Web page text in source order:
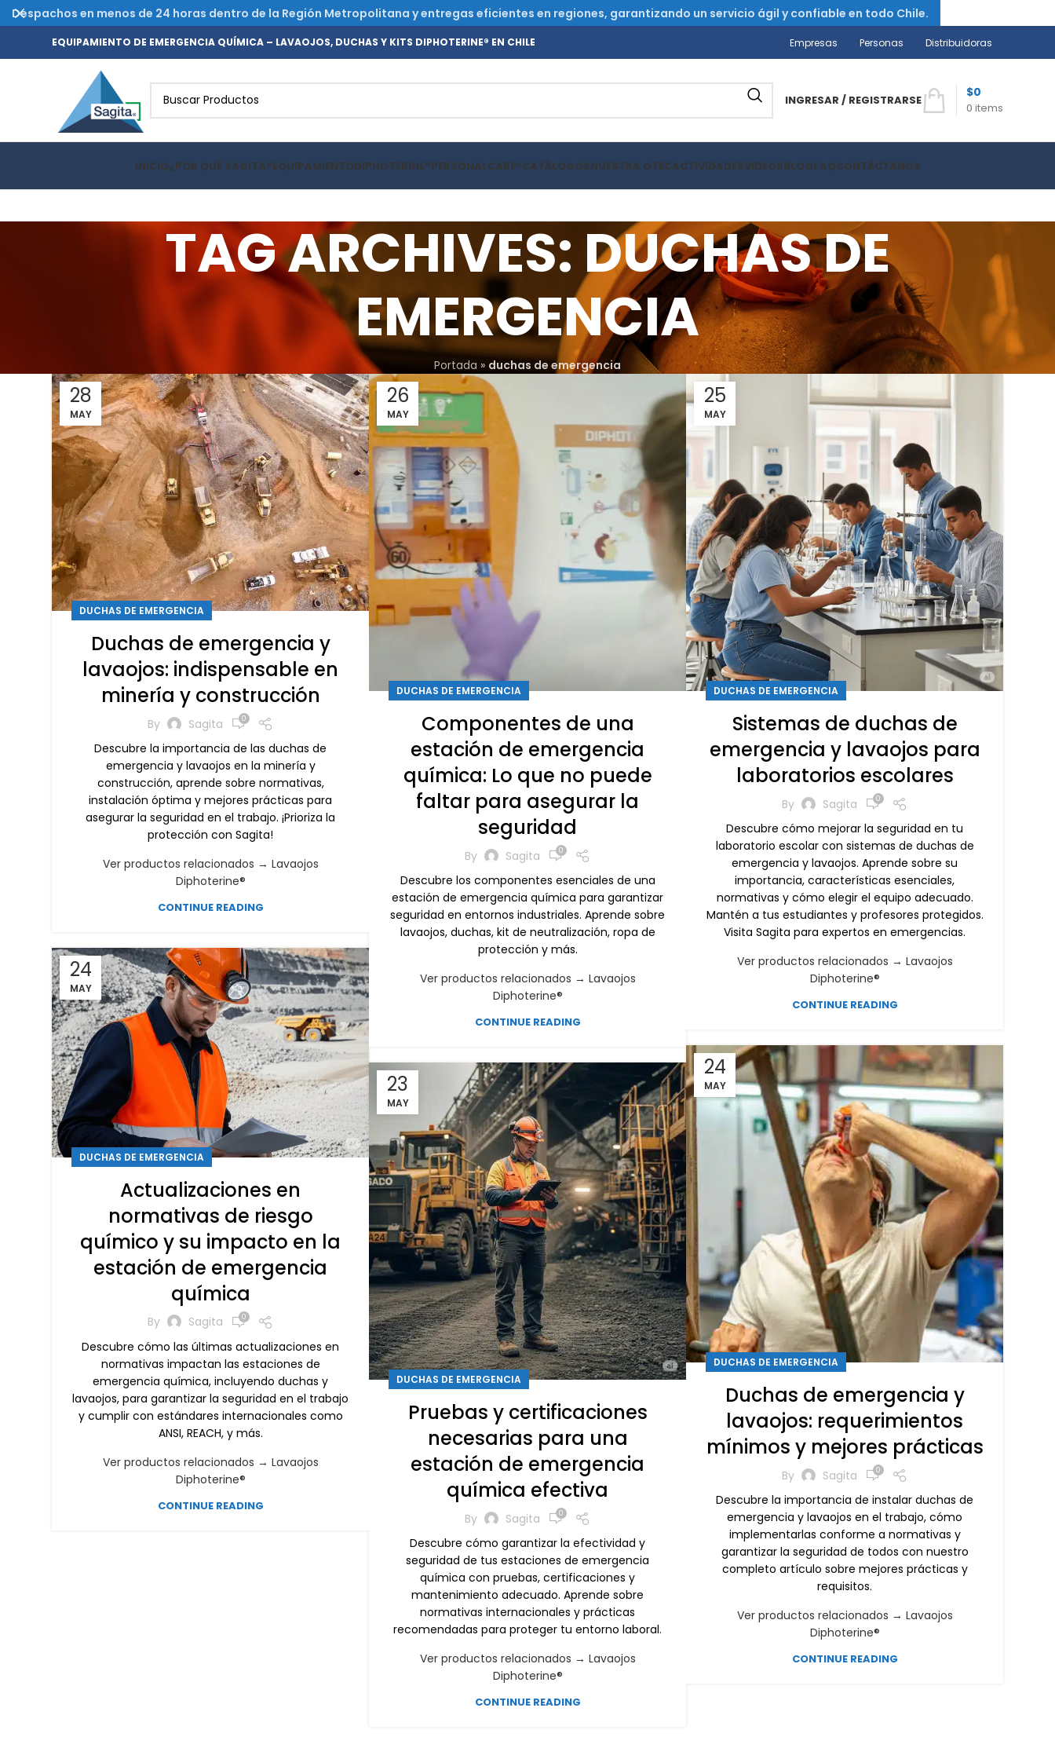
EQUIPAMIENTO DE EMERGENCIA QUÍMICA – LAVAOJOS, DUCHAS Y KITS DIPHOTERINE® EN CHILE Empresas Personas Distribuidoras
INGRESAR / REGISTRARSE
0 items
$0
INICIO¿POR QUÉ SAGITA?EQUIPAMIENTODIPHOTERINE®PERSONALCARE®CATÁLOGOSNUESTRA OTECACTIVIDADESVIDEOSBLOGFAQCONTÁCTANOS
TAG ARCHIVES: DUCHAS DE
EMERGENCIA
Portada » duchas de emergencia
28
MAY
DUCHAS DE EMERGENCIA
Duchas de emergencia y
lavaojos: indispensable en
minería y construcción
By Sagita 0
Descubre la importancia de las duchas de
emergencia y lavaojos en la minería y
construcción, aprende sobre normativas,
instalación óptima y mejores prácticas para
asegurar la seguridad en el trabajo. ¡Prioriza la
protección con Sagita!
Ver productos relacionados → Lavaojos
Diphoterine®
CONTINUE READING
26
MAY
DUCHAS DE EMERGENCIA
Componentes de una
estación de emergencia
química: Lo que no puede
faltar para asegurar la
seguridad
By Sagita 0
Descubre los componentes esenciales de una
estación de emergencia química para garantizar
seguridad en entornos industriales. Aprende sobre
lavaojos, duchas, kit de neutralización, ropa de
protección y más.
Ver productos relacionados → Lavaojos
Diphoterine®
CONTINUE READING
25
MAY
DUCHAS DE EMERGENCIA
Sistemas de duchas de
emergencia y lavaojos para
laboratorios escolares
By Sagita 0
Descubre cómo mejorar la seguridad en tu
laboratorio escolar con sistemas de duchas de
emergencia y lavaojos. Aprende sobre su
importancia, características esenciales,
normativas y cómo elegir el equipo adecuado.
Mantén a tus estudiantes y profesores protegidos.
Visita Sagita para expertos en emergencias.
Ver productos relacionados → Lavaojos
Diphoterine®
CONTINUE READING
24
MAY
DUCHAS DE EMERGENCIA
Actualizaciones en
normativas de riesgo
químico y su impacto en la
estación de emergencia
química
By Sagita 0
Descubre cómo las últimas actualizaciones en
normativas impactan las estaciones de
emergencia química, incluyendo duchas y
lavaojos, para garantizar la seguridad en el trabajo
y cumplir con estándares internacionales como
ANSI, REACH, y más.
Ver productos relacionados → Lavaojos
Diphoterine®
CONTINUE READING
24
MAY
DUCHAS DE EMERGENCIA
Duchas de emergencia y
lavaojos: requerimientos
mínimos y mejores prácticas
By Sagita 0
Descubre la importancia de instalar duchas de
emergencia y lavaojos en el trabajo, cómo
implementarlas conforme a normativas y
garantizar la seguridad de todos con nuestro
completo artículo sobre mejores prácticas y
requisitos.
Ver productos relacionados → Lavaojos
Diphoterine®
CONTINUE READING
23
MAY
DUCHAS DE EMERGENCIA
Pruebas y certificaciones
necesarias para una
estación de emergencia
química efectiva
By Sagita 0
Descubre cómo garantizar la efectividad y
seguridad de tus estaciones de emergencia
química con pruebas, certificaciones y
mantenimiento adecuado. Aprende sobre
normativas internacionales y prácticas
recomendadas para proteger tu entorno laboral.
Ver productos relacionados → Lavaojos
Diphoterine®
CONTINUE READING
Despachos en menos de 24 horas dentro de la Región Metropolitana y entregas eficientes en regiones, garantizando un servicio ágil y confiable en todo Chile.